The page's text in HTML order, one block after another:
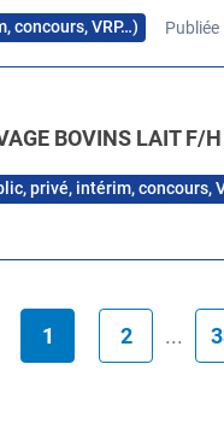
concours, VRP…)
BOVINS LAIT F/H
privé, intérim, concours,
1 2 ...